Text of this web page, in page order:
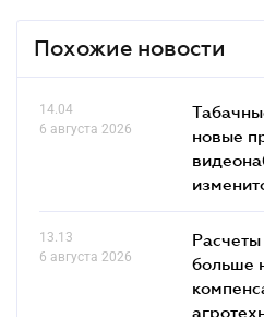
Похожие новости
14.04
6 августа 2026
новые
13.13
6 августа 2026
больше